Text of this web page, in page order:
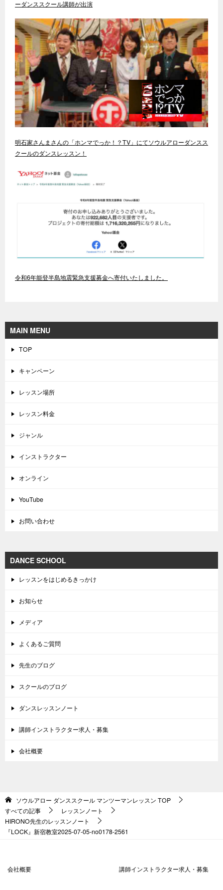
ーダンススクール講師が出演
明石家さんまさんの「ホンマでっか！？TV」にてソウルアローダンスス
クールのダンスレッスン！
令和6年能登半島地震緊急支援募金へ寄付いたしました。
MAIN MENU
TOP
キャンペーン
レッスン場所
レッスン料金
ジャンル
インストラクター
オンライン
YouTube
お問い合わせ
DANCE SCHOOL
レッスンをはじめるきっかけ
お知らせ
メディア
よくあるご質問
先生のブログ
スクールのブログ
ダンスレッスンノート
講師インストラクター求人・募集
会社概要
ソウルアロー ダンススクール マンツーマンレッスン TOP
すべての記事
レッスンノート
HIRONO先生のレッスンノート
『LOCK』新宿教室2025-07-05-no0178-2561
会社概要 講師インストラクター求人・募集